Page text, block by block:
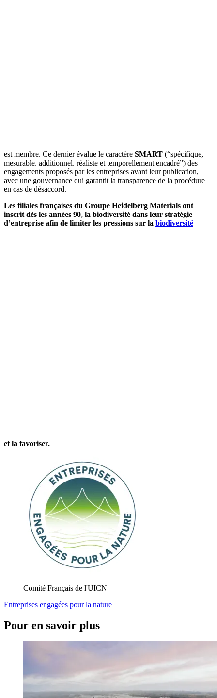
est membre. Ce dernier évalue le caractère SMART (“spécifique,
mesurable, additionnel, réaliste et temporellement encadré”) des
engagements proposés par les entreprises avant leur publication,
avec une gouvernance qui garantit la transparence de la procédure
en cas de désaccord.
Les filiales françaises du Groupe Heidelberg Materials ont
inscrit dès les années 90, la biodiversité dans leur stratégie
d’entreprise afin de limiter les pressions sur la biodiversité
et la favoriser.
Comité Français de l'UICN
Entreprises engagées pour la nature
Pour en savoir plus